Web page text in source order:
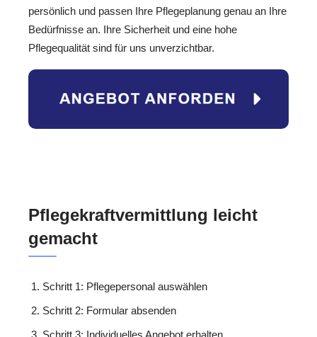
persönlich und passen Ihre Pflegeplanung genau an Ihre
Bedürfnisse an. Ihre Sicherheit und eine hohe
Pflegequalität sind für uns unverzichtbar.
Pflegekraftvermittlung leicht
gemacht
Schritt 1: Pflegepersonal auswählen
Schritt 2: Formular absenden